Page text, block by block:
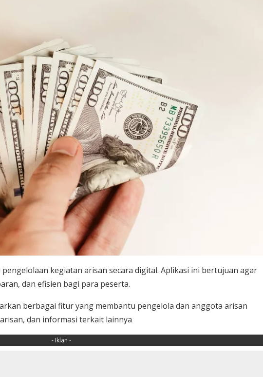
kegiatan arisan secara digital. Aplikasi ini bertujuan agar
dan efisien bagi para peserta.
berbagai fitur yang membantu pengelola dan anggota arisan
dan informasi terkait lainnya
- Iklan -